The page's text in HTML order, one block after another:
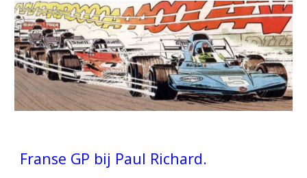
Franse GP bij Paul Richard.